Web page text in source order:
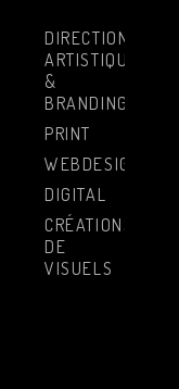
DIRECTION
ARTISTIQUE
&
BRANDING
PRINT
WEBDESIGN
DIGITAL
CRÉATIONS
DE
VISUELS